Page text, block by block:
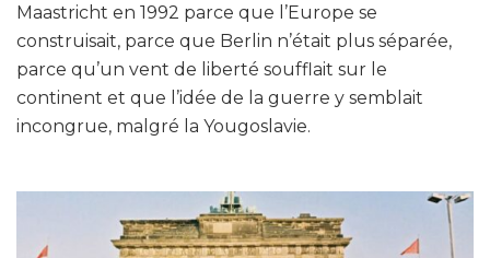
Maastricht en 1992 parce que l’Europe se
construisait, parce que Berlin n’était plus séparée,
parce qu’un vent de liberté soufflait sur le
continent et que l’idée de la guerre y semblait
incongrue, malgré la Yougoslavie.